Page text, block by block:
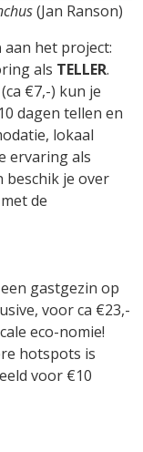
(Jan Ranson)
aan het project:
als TELLER.
€7,-) kun je
dagen tellen en
lokaal
ervaring als
je over
de
gastgezin op
voor ca €23,-
eco-nomie!
hotspots is
voor €10